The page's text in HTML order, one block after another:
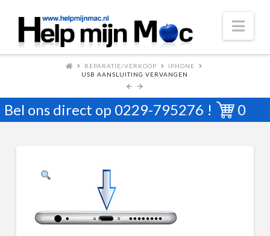
REPARATIE/VERKOOP
IPHONE
USB AANSLUITING VERVANGEN
Bel ons direct op 0229-795276 ! 0